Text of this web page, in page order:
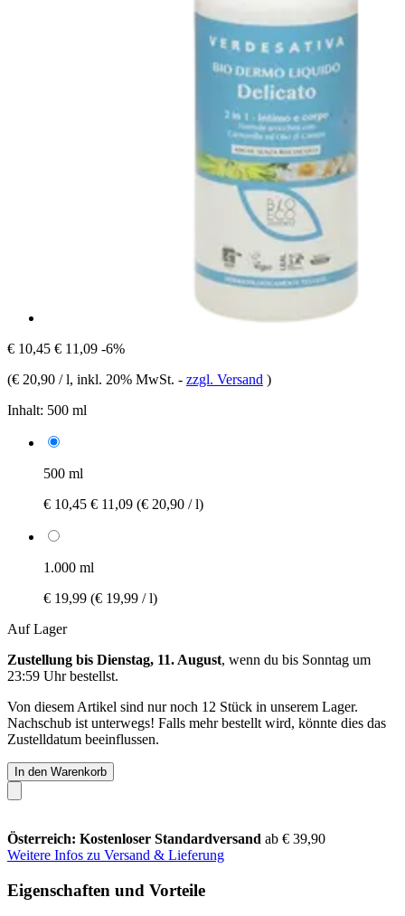
€ 10,45 € 11,09 -6%
(€ 20,90 / l, inkl. 20% MwSt. - zzgl. Versand )
Inhalt: 500 ml
500 ml
€ 10,45 € 11,09 (€ 20,90 / l)
1.000 ml
€ 19,99 (€ 19,99 / l)
Auf Lager
Zustellung bis Dienstag, 11. August, wenn du bis Sonntag um
23:59 Uhrbestellst.
Von diesem Artikel sind nur noch 12 Stück in unserem Lager.
Nachschub ist unterwegs! Falls mehr bestellt wird, könnte dies das
Zustelldatum beeinflussen.
In den Warenkorb
Österreich: Kostenloser Standardversand ab € 39,90
Weitere Infos zu Versand & Lieferung
Eigenschaften und Vorteile